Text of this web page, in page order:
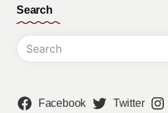
Search
Facebook Twitter